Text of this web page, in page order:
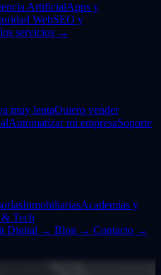
ArtificialApps y
WebSEO y
servicios →
muy lentaQuiero vender
Automatizar mi empresaSoporte
InmobiliariasAcademias y
& Tech
Digital → Blog → Contacto →